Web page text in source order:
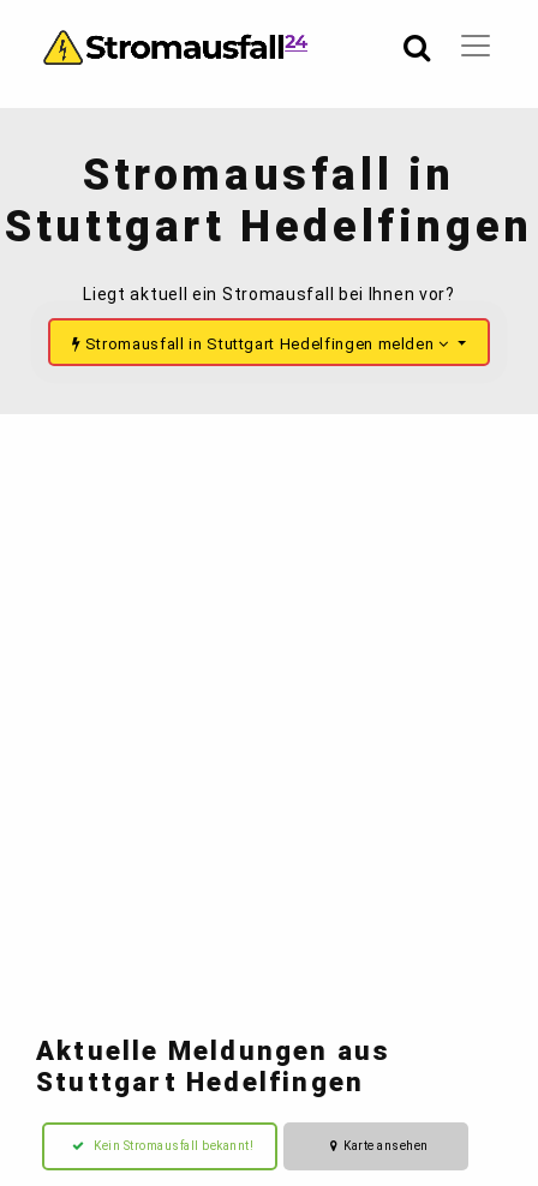
Stromausfall in
Stuttgart Hedelfingen
Liegt aktuell ein Stromausfall bei Ihnen vor?
Stromausfall in Stuttgart Hedelfingen melden
Aktuelle Meldungen aus
Stuttgart Hedelfingen
Kein Stromausfall bekannt! Karte ansehen